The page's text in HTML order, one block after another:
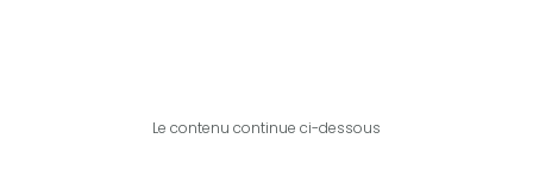
Le contenu continue ci-dessous